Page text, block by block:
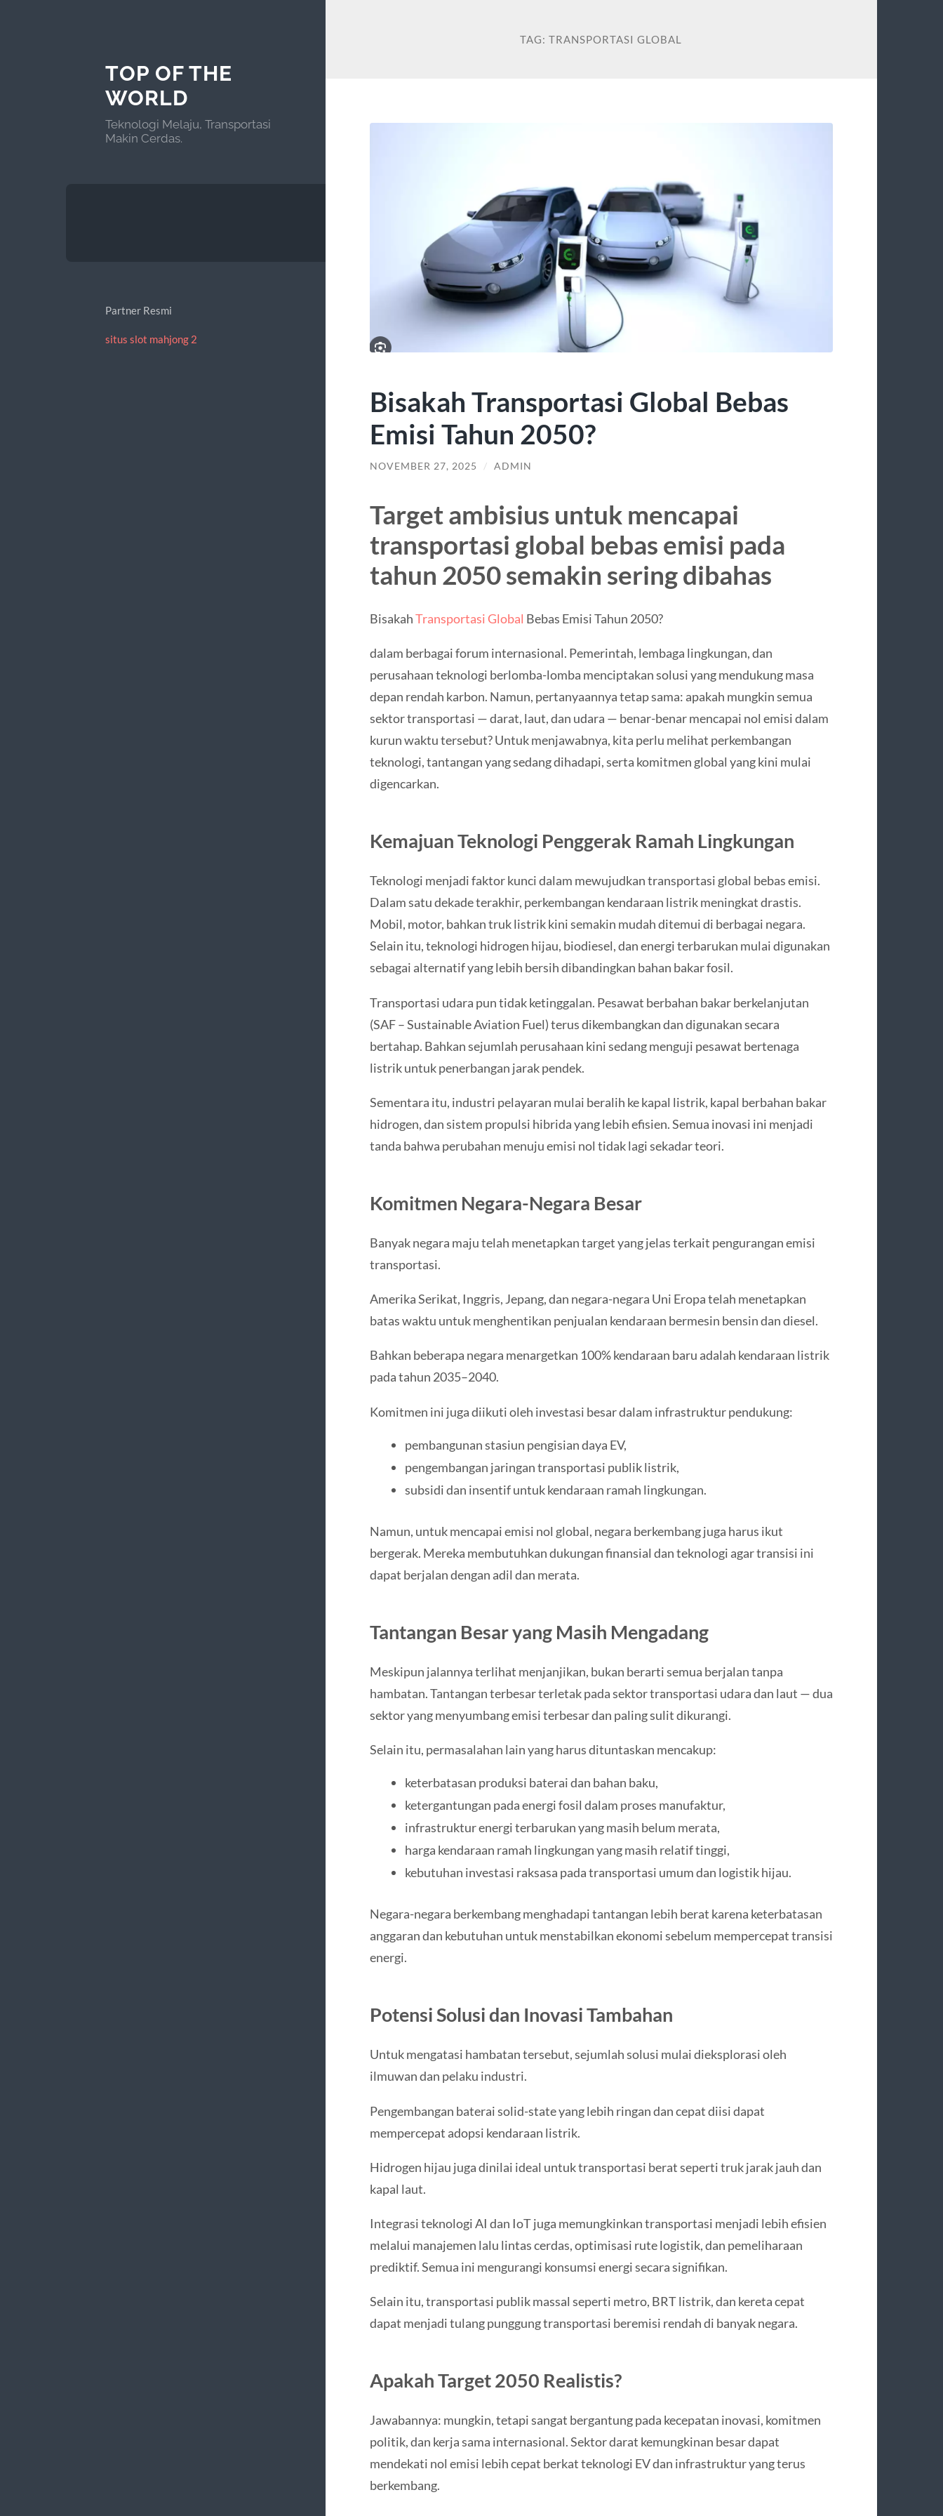
TOP OF THE
WORLD
Teknologi Melaju, Transportasi
Makin Cerdas.
Partner Resmi
situs slot mahjong 2
TAG:TRANSPORTASI GLOBAL
Bisakah Transportasi Global Bebas
Emisi Tahun 2050?
NOVEMBER 27, 2025 / ADMIN
Target ambisius untuk mencapai
transportasi global bebas emisi pada
tahun 2050 semakin sering dibahas
BisakahTransportasi Global Bebas Emisi Tahun 2050?
dalam berbagai forum internasional. Pemerintah, lembaga lingkungan, dan
perusahaan teknologi berlomba-lomba menciptakan solusi yang mendukung masa
depan rendah karbon. Namun, pertanyaannya tetap sama: apakah mungkin semua
sektor transportasi — darat, laut, dan udara — benar-benar mencapai nol emisi dalam
kurun waktu tersebut? Untuk menjawabnya, kita perlu melihat perkembangan
teknologi, tantangan yang sedang dihadapi, serta komitmen global yang kini mulai
digencarkan.
Kemajuan Teknologi Penggerak Ramah Lingkungan
Teknologi menjadi faktor kunci dalam mewujudkan transportasi global bebas emisi.
Dalam satu dekade terakhir, perkembangan kendaraan listrik meningkat drastis.
Mobil, motor, bahkan truk listrik kini semakin mudah ditemui di berbagai negara.
Selain itu, teknologi hidrogen hijau, biodiesel, dan energi terbarukan mulai digunakan
sebagai alternatif yang lebih bersih dibandingkan bahan bakar fosil.
Transportasi udara pun tidak ketinggalan. Pesawat berbahan bakar berkelanjutan
(SAF – Sustainable Aviation Fuel) terus dikembangkan dan digunakan secara
bertahap. Bahkan sejumlah perusahaan kini sedang menguji pesawat bertenaga
listrik untuk penerbangan jarak pendek.
Sementara itu, industri pelayaran mulai beralih ke kapal listrik, kapal berbahan bakar
hidrogen, dan sistem propulsi hibrida yang lebih efisien. Semua inovasi ini menjadi
tanda bahwa perubahan menuju emisi nol tidak lagi sekadar teori.
Komitmen Negara-Negara Besar
Banyak negara maju telah menetapkan target yang jelas terkait pengurangan emisi
transportasi.
Amerika Serikat, Inggris, Jepang, dan negara-negara Uni Eropa telah menetapkan
batas waktu untuk menghentikan penjualan kendaraan bermesin bensin dan diesel.
Bahkan beberapa negara menargetkan 100% kendaraan baru adalah kendaraan listrik
pada tahun 2035–2040.
Komitmen ini juga diikuti oleh investasi besar dalam infrastruktur pendukung:
pembangunan stasiun pengisian daya EV,
pengembangan jaringan transportasi publik listrik,
subsidi dan insentif untuk kendaraan ramah lingkungan.
Namun, untuk mencapai emisi nol global, negara berkembang juga harus ikut
bergerak. Mereka membutuhkan dukungan finansial dan teknologi agar transisi ini
dapat berjalan dengan adil dan merata.
Tantangan Besar yang Masih Mengadang
Meskipun jalannya terlihat menjanjikan, bukan berarti semua berjalan tanpa
hambatan. Tantangan terbesar terletak pada sektor transportasi udara dan laut — dua
sektor yang menyumbang emisi terbesar dan paling sulit dikurangi.
Selain itu, permasalahan lain yang harus dituntaskan mencakup:
keterbatasan produksi baterai dan bahan baku,
ketergantungan pada energi fosil dalam proses manufaktur,
infrastruktur energi terbarukan yang masih belum merata,
harga kendaraan ramah lingkungan yang masih relatif tinggi,
kebutuhan investasi raksasa pada transportasi umum dan logistik hijau.
Negara-negara berkembang menghadapi tantangan lebih berat karena keterbatasan
anggaran dan kebutuhan untuk menstabilkan ekonomi sebelum mempercepat transisi
energi.
Potensi Solusi dan Inovasi Tambahan
Untuk mengatasi hambatan tersebut, sejumlah solusi mulai dieksplorasi oleh
ilmuwan dan pelaku industri.
Pengembangan baterai solid-state yang lebih ringan dan cepat diisi dapat
mempercepat adopsi kendaraan listrik.
Hidrogen hijau juga dinilai ideal untuk transportasi berat seperti truk jarak jauh dan
kapal laut.
Integrasi teknologi AI dan IoT juga memungkinkan transportasi menjadi lebih efisien
melalui manajemen lalu lintas cerdas, optimisasi rute logistik, dan pemeliharaan
prediktif. Semua ini mengurangi konsumsi energi secara signifikan.
Selain itu, transportasi publik massal seperti metro, BRT listrik, dan kereta cepat
dapat menjadi tulang punggung transportasi beremisi rendah di banyak negara.
Apakah Target 2050 Realistis?
Jawabannya: mungkin, tetapi sangat bergantung pada kecepatan inovasi, komitmen
politik, dan kerja sama internasional. Sektor darat kemungkinan besar dapat
mendekati nol emisi lebih cepat berkat teknologi EV dan infrastruktur yang terus
berkembang.